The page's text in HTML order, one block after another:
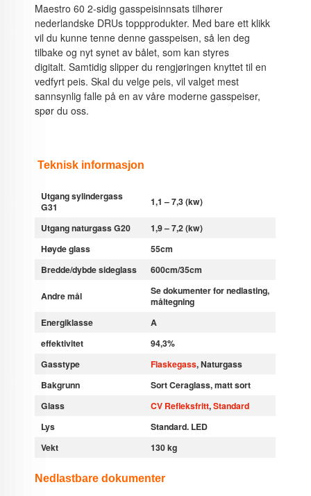
Maestro 60 2-sidig gasspeisinnsats tilhører
nederlandske DRUs toppprodukter. Med bare ett klikk
vil du kunne tenne denne gasspeisen, så len deg
tilbake og nyt synet av bålet, som kan styres
digitalt.Samtidig slipper du rengjøringen knyttet til en
vedfyrt peis.Skal du velge peis, vil valget mest
sannsynlig falle på en av våre moderne gasspeiser,
spør du oss.
Teknisk informasjon
Utgang sylindergass
G31
1,1 – 7,3 (kw)
Utgang naturgass G20
1,9 – 7,2 (kw)
Høyde glass
55cm
Bredde/dybde sideglass
600cm/35cm
Andre mål
Se dokumenter for nedlasting,
måltegning
Energiklasse
A
effektivitet
94,3%
Gasstype
Flaskegass, Naturgass
Bakgrunn
Sort Ceraglass, matt sort
Glass
CV Refleksfritt,Standard
Lys
Standard. LED
Vekt
130 kg
Nedlastbare dokumenter